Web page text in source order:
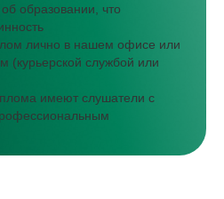
образовании, что
лично в нашем офисе или
(курьерской службой или
имеют слушатели с